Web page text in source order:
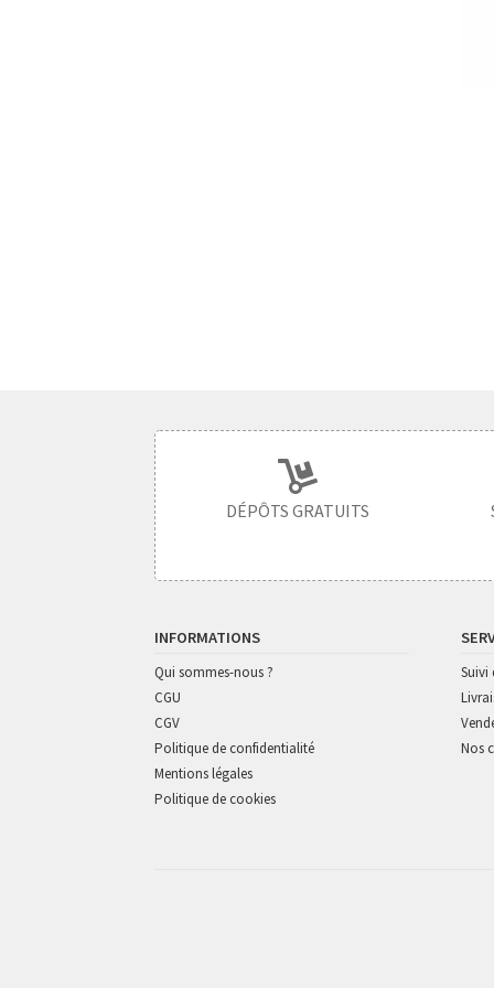
DÉPÔTS GRATUITS
INFORMATIONS
Qui sommes-nous ?
CGU
CGV
Politique de confidentialité
Mentions légales
Politique de cookies
Suivi
Nos